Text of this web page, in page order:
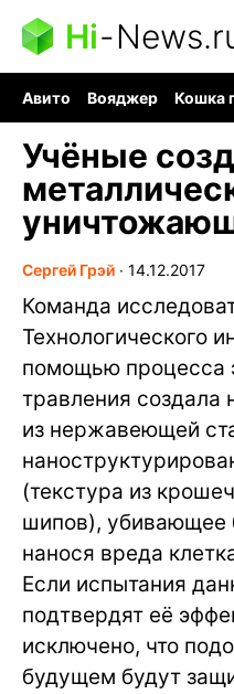
Hi-
Авито Вояджер Кошка
Учёные
Сергей Грэй ∙ 14.12.2017
Команда
Технологического
помощью процесса
травления создала
из нержавеющей
(текстура из
шипов), убивающее
нанося вреда
Если испытания
подтвердят её
исключено, что
будущем будут